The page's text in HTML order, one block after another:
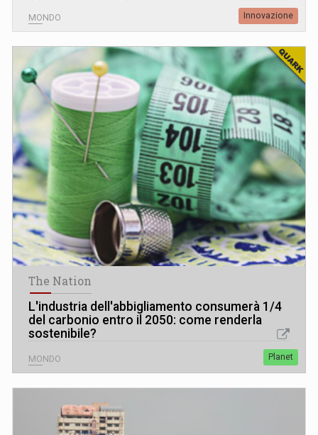
MONDO Innovazione
The Nation
L'industria dell'abbigliamento consumerà 1/4
del carbonio entro il 2050: come renderla
sostenibile?
MONDO Planet